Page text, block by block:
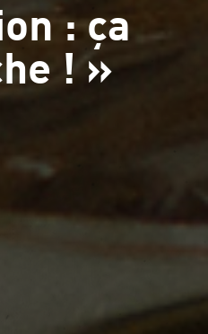
: ça
! »